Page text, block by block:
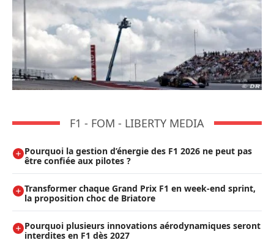
F1 - FOM - LIBERTY MEDIA
Pourquoi la gestion d’énergie des F1 2026 ne peut pas
être confiée aux pilotes ?
Transformer chaque Grand Prix F1 en week-end sprint,
la proposition choc de Briatore
Pourquoi plusieurs innovations aérodynamiques seront
interdites en F1 dès 2027